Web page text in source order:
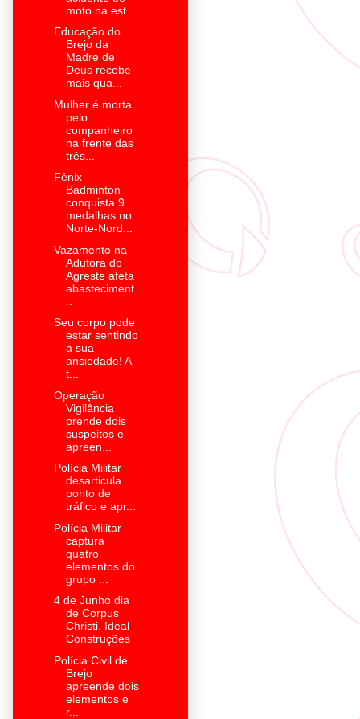
moto na est...
Educação do
Brejo da
Madre de
Deus recebe
mais qua...
Mulher é morta
pelo
companheiro
na frente das
três...
Fênix
Badminton
conquista 9
medalhas no
Norte-Nord...
Vazamento na
Adutora do
Agreste afeta
abasteciment.
Seu corpo pode
estar sentindo
a sua
ansiedade! A
t...
Operação
Vigilância
prende dois
suspeitos e
apreen...
Polícia Militar
desarticula
ponto de
tráfico e apr...
Polícia Militar
captura
quatro
elementos do
grupo ...
4 de Junho dia
de Corpus
Christi. Ideal
Construções
Polícia Civil de
Brejo
apreende dois
elementos e
r...